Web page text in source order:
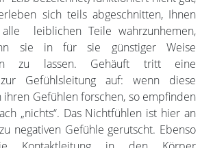
sich teils abgeschnitten, Ihnen
leiblichen Teile wahrzunhemen,
sie in für sie günstiger Weise
zu lassen. Gehäuft tritt eine
Gefühlsleitung auf: wenn diese
ihren Gefühlen forschen, so empfinden
„nichts“. Das Nichtfühlen ist hier an
negativen Gefühle gerutscht. Ebenso